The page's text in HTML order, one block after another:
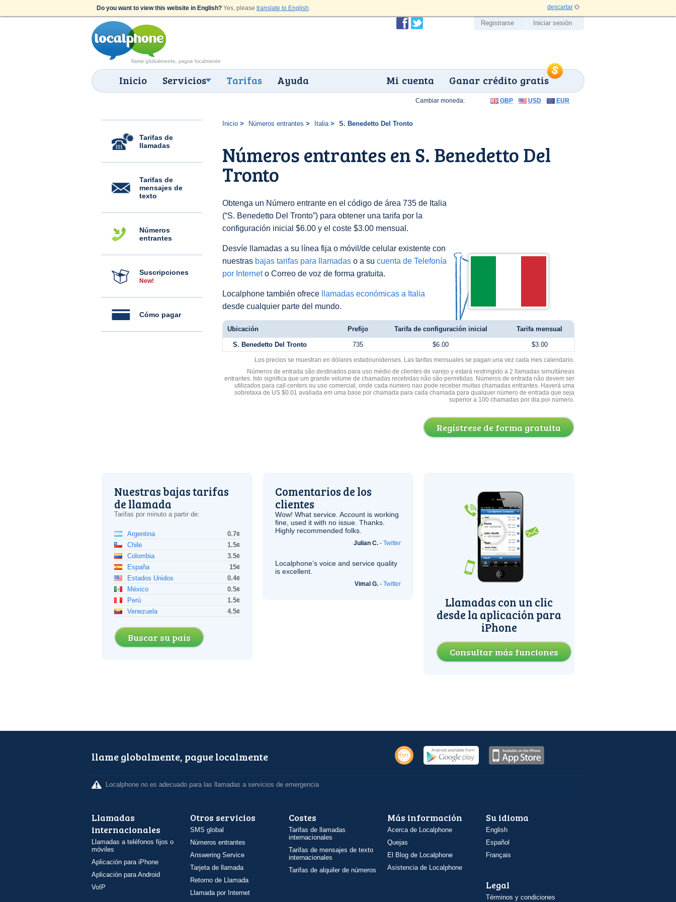
Do you want to view this website in English? Yes, please translate to English. descartar
Inicio Servicios Tarifas Ayuda Ganar crédito gratis
Mi cuenta
Registrarse Iniciar sesión
Tarifas de
llamadas
Tarifas de
mensajes de
texto
Números
entrantes
Suscripciones
New!
Cómo pagar
Inicio Números entrantes Italia S. Benedetto Del Tronto
Números entrantes en S. Benedetto Del
Tronto
Obtenga un Número entrante en el código de área 735 de Italia
(“S. Benedetto Del Tronto”) para obtener una tarifa por la
configuración inicial $6.00 y el coste $3.00 mensual.
Desvíe llamadas a su línea fija o móvil/de celular existente con
nuestras bajas tarifas para llamadas o a su cuenta de Telefonía
por Interneto Correo de voz de forma gratuita.
Localphone también ofrece
llamadas económicas a Italia
desde cualquier parte del mundo.
Cambiar moneda: GBP USD EUR
Ubicación Prefijo Tarifa de configuración inicial Tarifa mensual
S. Benedetto Del Tronto 735 $6.00 $3.00
Los precios se muestran en dólares estadounidenses. Las tarifas mensuales se pagan una vez cada mes calendario.
Números de entrada são destinados para uso médio de clientes de varejo y estará restringido a 2 llamadas simultáneas
entrantes. Isto significa que um grande volume de chamadas recebidas não são permitidas. Números de entrada não devem ser
utilizados para call centers ou uso comercial, onde cada numero nao pode receber muitas chamadas entrantes. Haverá uma
sobretaxa de US $0.01 avaliada em uma base por chamada para cada chamada para qualquer número de entrada que seja
superior a 100 chamadas por dia por número.
Regístrese de forma gratuita
Nuestras bajas tarifas
de llamada
Tarifas por minuto a partir de:
Argentina
0.7¢
Chile
1.5¢
Colombia
3.5¢
España
15¢
Estados Unidos
0.4¢
México
0.5¢
Perú
1.5¢
Venezuela
4.5¢
Buscar su país
Comentarios de los
clientes
Wow! What service. Account is working
fine, used it with no issue. Thanks.
Highly recommended folks.
Julian C. - Twitter
Localphone’s voice and service quality
is excellent.
Vimal G. - Twitter
Llamadas con un clic
desde la aplicación para
iPhone
Consultar más funciones
llame globalmente, pague localmente
Localphone no es adecuado para las llamadas a servicios de emergencia
Llamadas
internacionales
Llamadas a teléfonos fijos o
móviles
Aplicación para iPhone
Aplicación para Android
VoIP
Otros servicios
SMS global
Números entrantes
Answering Service
Tarjeta de llamada
Retorno de Llamada
Llamada por Internet
Costes
Tarifas de llamadas
internacionales
Tarifas de mensajes de texto
internacionales
Tarifas de alquiler de números
Más información
Acerca de Localphone
Quejas
El Blog de Localphone
Asistencia de Localphone
Su idioma
English
Español
Français
Legal
Términos y condiciones